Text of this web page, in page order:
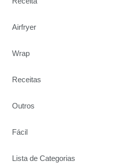
Airfryer
Wrap
Receitas
Outros
Fácil
Lista de Categorias